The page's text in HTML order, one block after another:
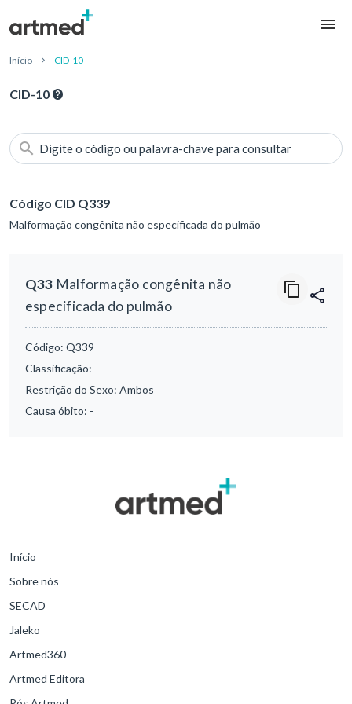
Início CID-10
CID-10
Digite o código ou palavra-chave para consultar
Código CID Q339
Malformação congênita não especificada do pulmão
Q33 Malformação congênita não
especificada do pulmão
Código: Q339
Classificação: -
Restrição do Sexo: Ambos
Causa óbito: -
Início
Sobre nós
SECAD
Jaleko
Artmed360
Artmed Editora